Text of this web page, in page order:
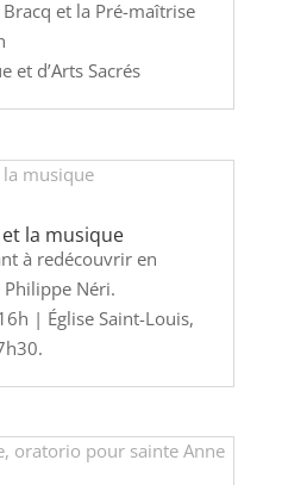
Bracq et la Pré-maîtrise
et d’Arts Sacrés
la musique
à redécouvrir en
Néri.
| Église Saint-Louis,